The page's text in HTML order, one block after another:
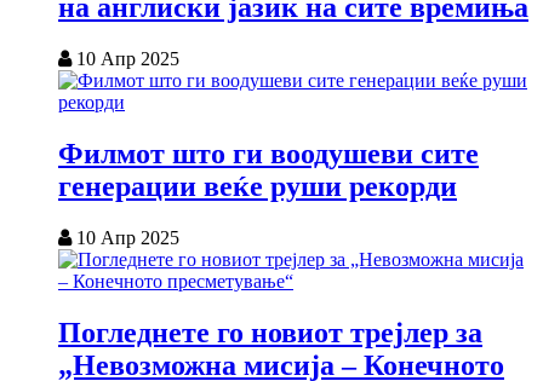
на англиски јазик на сите времиња
10 Апр 2025
Филмот што ги воодушеви сите
генерации веќе руши рекорди
10 Апр 2025
Погледнете го новиот трејлер за
„Невозможна мисија – Конечното